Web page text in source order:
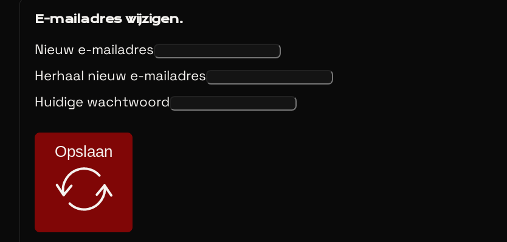
E-mailadres wijzigen.
Nieuw e-mailadres
Herhaal nieuw e-mailadres
Huidige wachtwoord
Opslaan